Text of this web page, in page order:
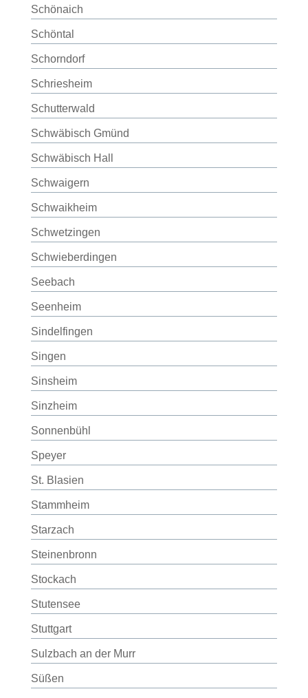
Schönaich
Schöntal
Schorndorf
Schriesheim
Schutterwald
Schwäbisch Gmünd
Schwäbisch Hall
Schwaigern
Schwaikheim
Schwetzingen
Schwieberdingen
Seebach
Seenheim
Sindelfingen
Singen
Sinsheim
Sinzheim
Sonnenbühl
Speyer
St. Blasien
Stammheim
Starzach
Steinenbronn
Stockach
Stutensee
Stuttgart
Sulzbach an der Murr
Süßen